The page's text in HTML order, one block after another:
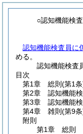
○認知機能検
認知機能検査員に
める。
認知機能検査
目次
第1章
総則 (第1
第2章
認知機能
第3章
認知機能
第4章
雑則 (第9
附則
第1章
総則